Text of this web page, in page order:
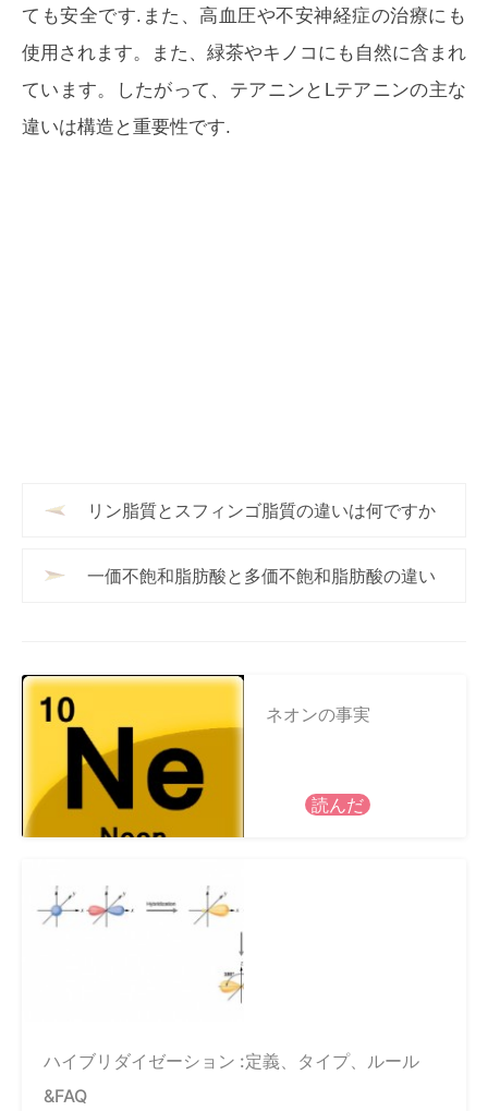
ても安全です.また、高血圧や不安神経症の治療にも
使用されます。また、緑茶やキノコにも自然に含まれ
ています。したがって、テアニンとLテアニンの主な
違いは構造と重要性です.
リン脂質とスフィンゴ脂質の違いは何ですか
一価不飽和脂肪酸と多価不飽和脂肪酸の違い
ネオンの事実
読んだ
ハイブリダイゼーション :定義、タイプ、ルール
&FAQ